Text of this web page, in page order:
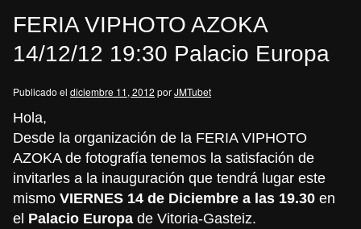
FERIA VIPHOTO AZOKA
14/12/12 19:30 Palacio Europa
Publicado el diciembre 11, 2012 porJMTubet
Hola,
Desde la organización de la FERIA VIPHOTO
AZOKA de fotografía tenemos la satisfación de
invitarles a la inauguración que tendrá lugar este
mismo VIERNES 14 de Diciembre a las 19.30 en
el Palacio Europa de Vitoria-Gasteiz.